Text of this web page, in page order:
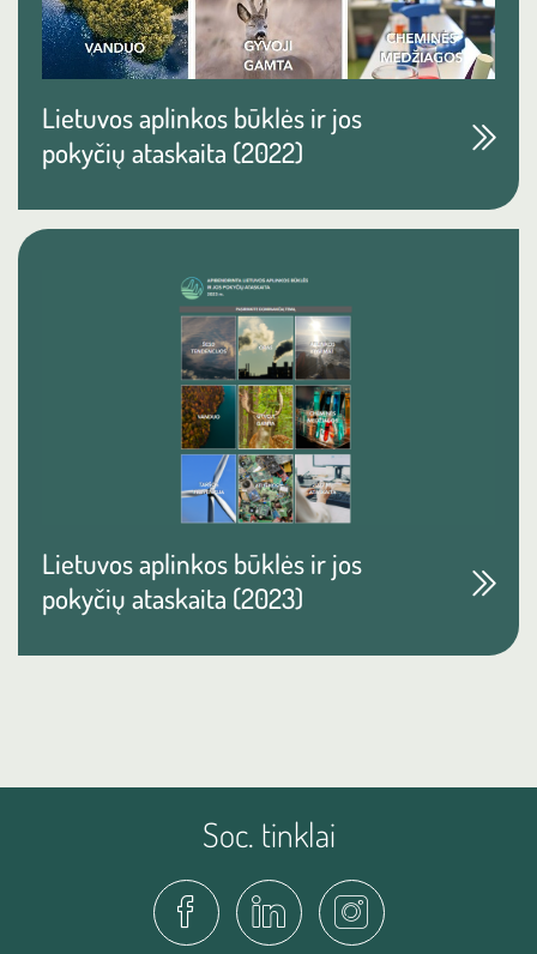
Lietuvos aplinkos būklės ir jos
pokyčių ataskaita (2022)
Lietuvos aplinkos būklės ir jos
pokyčių ataskaita (2023)
Soc. tinklai